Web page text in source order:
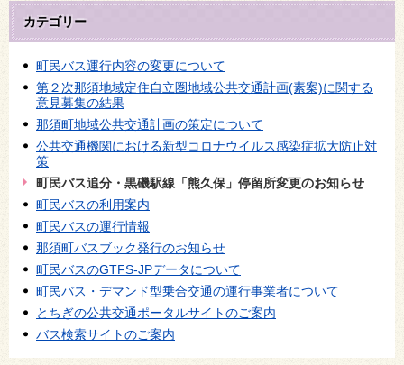
カテゴリー
町民バス運行内容の変更について
第２次那須地域定住自立圏地域公共交通計画(素案)に関する
意見募集の結果
那須町地域公共交通計画の策定について
公共交通機関における新型コロナウイルス感染症拡大防止対
策
町民バス追分・黒磯駅線「熊久保」停留所変更のお知らせ
町民バスの利用案内
町民バスの運行情報
那須町バスブック発行のお知らせ
町民バスのGTFS-JPデータについて
町民バス・デマンド型乗合交通の運行事業者について
とちぎの公共交通ポータルサイトのご案内
バス検索サイトのご案内